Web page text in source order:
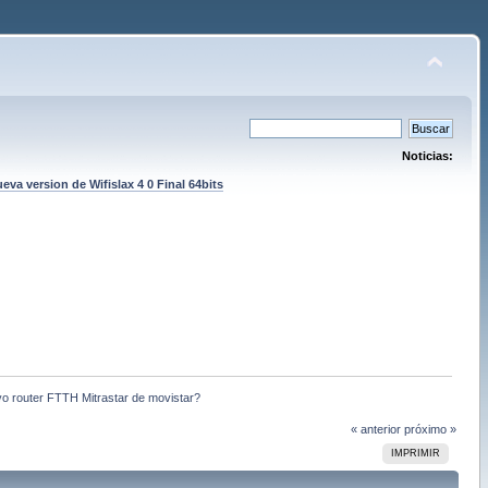
Noticias:
version de Wifislax 4 0 Final 64bits
router FTTH Mitrastar de movistar?
« anterior próximo »
IMPRIMIR